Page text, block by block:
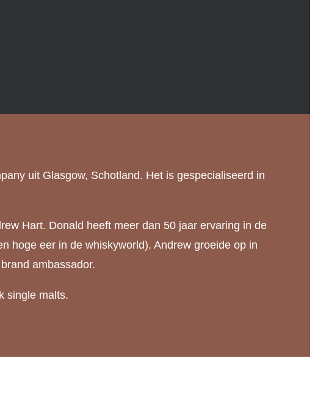
uit Glasgow, Schotland. Het is gespecialiseerd in
Hart. Donald heeft meer dan 50 jaar ervaring in de
hoge eer in de whiskyworld). Andrew groeide op in
ambassador.
single malts.